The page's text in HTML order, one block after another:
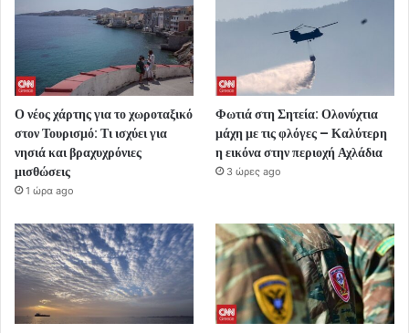
Ο νέος χάρτης για το χωροταξικό
στον Τουρισμό: Τι ισχύει για
νησιά και βραχυχρόνιες
μισθώσεις
1 ώρα ago
Φωτιά στη Σητεία: Ολονύχτια
μάχη με τις φλόγες – Καλύτερη
η εικόνα στην περιοχή Αχλάδια
3 ώρες ago